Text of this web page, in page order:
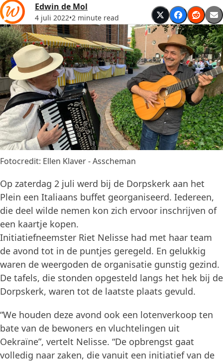
Edwin de Mol
4 juli 2022•2 minute read
Fotocredit: Ellen Klaver - Asscheman
Op zaterdag 2 juli werd bij de Dorpskerk aan het
Plein een Italiaans buffet georganiseerd. Iedereen,
die deel wilde nemen kon zich ervoor inschrijven of
een kaartje kopen.
Initiatiefneemster Riet Nelisse had met haar team
de avond tot in de puntjes geregeld. En gelukkig
waren de weergoden de organisatie gunstig gezind.
De tafels, die stonden opgesteld langs het hek bij de
Dorpskerk, waren tot de laatste plaats gevuld.
“We houden deze avond ook een lotenverkoop ten
bate van de bewoners en vluchtelingen uit
Oekraïne”, vertelt Nelisse. “De opbrengst gaat
volledig naar zaken, die vanuit een initiatief van de